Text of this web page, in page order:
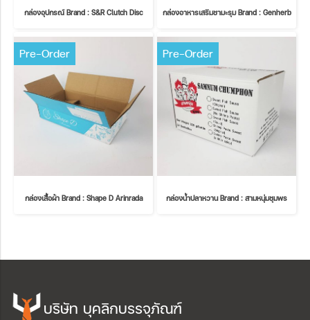
กล่องอุปกรณ์ Brand : S&R Clutch Disc กล่องอาหารเสริมชามะรุม Brand : Genherb
Pre-Order
กล่องเสื้อผ้า Brand : Shape D Arinrada
Pre-Order
กล่องน้ำปลาหวาน Brand : สามหนุ่มชุมพร
บริษัท บุคลิกบรรจุภัณฑ์